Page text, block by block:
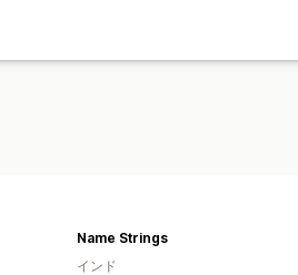
Name Strings
インド